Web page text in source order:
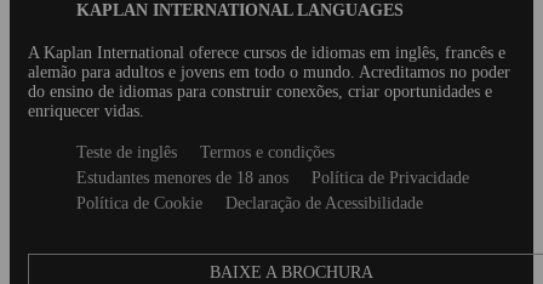
KAPLAN INTERNATIONAL LANGUAGES
A Kaplan International oferece cursos de idiomas em inglês, francês e
alemão para adultos e jovens em todo o mundo. Acreditamos no poder
do ensino de idiomas para construir conexões, criar oportunidades e
enriquecer vidas.
SecondaryTeste de inglês
Termos e condições
Estudantes menores de 18 anos
Política de Privacidade
Política de Cookie
Declaração de Acessibilidade
BAIXE A BROCHURA